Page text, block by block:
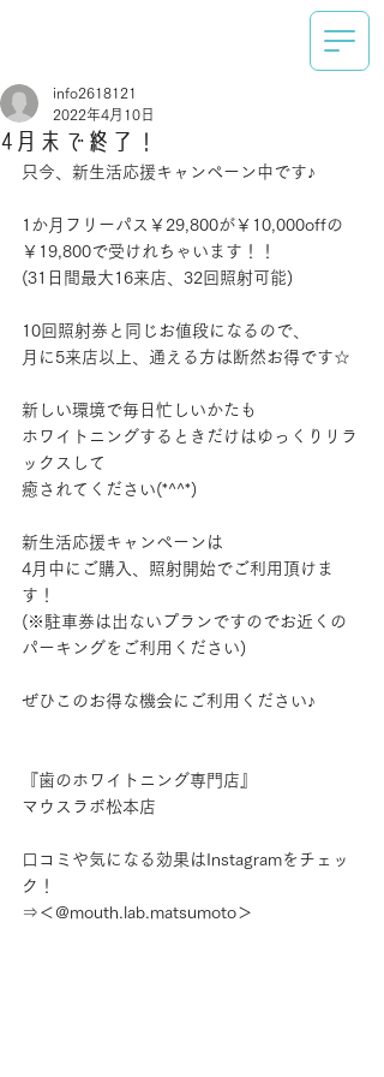
4月末で終了！
info2618121
2022年4月10日
只今、新生活応援キャンペーン中です♪
1か月フリーパス￥29,800が￥10,000offの
￥19,800で受けれちゃいます！！
(31日間最大16来店、32回照射可能)
10回照射券と同じお値段になるので、
月に5来店以上、通える方は断然お得です☆
新しい環境で毎日忙しいかたも
ホワイトニングするときだけはゆっくりリラ
ックスして
癒されてください(*^^*)
新生活応援キャンペーンは
4月中にご購入、照射開始でご利用頂けま
す！
(※駐車券は出ないプランですのでお近くの
パーキングをご利用ください)
ぜひこのお得な機会にご利用ください♪
『歯のホワイトニング専門店』
マウスラボ松本店
口コミや気になる効果はInstagramをチェッ
ク！
⇒＜@mouth.lab.matsumoto＞